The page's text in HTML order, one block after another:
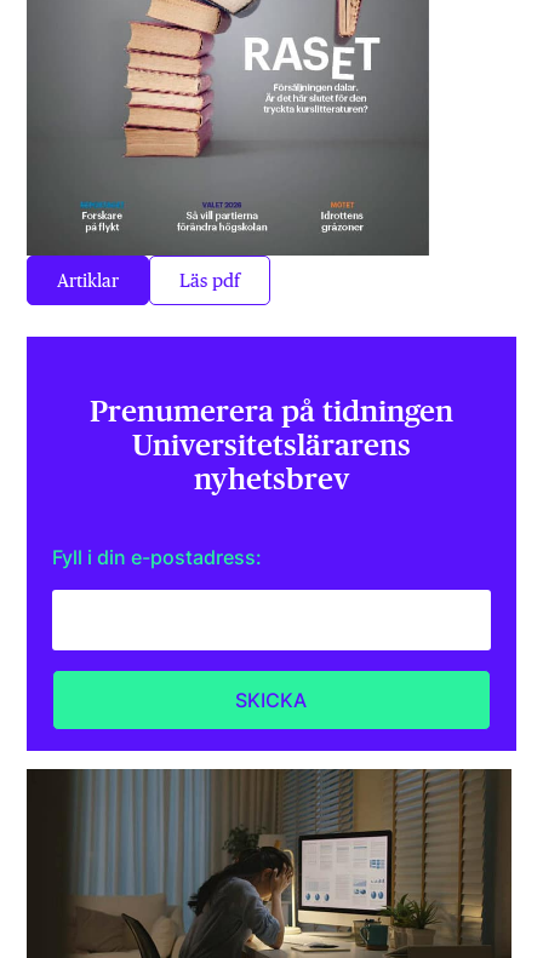
Artiklar Läs pdf
Prenumerera på tidningen
Universitets­lärarens
nyhetsbrev
Fyll i din e-postadress: